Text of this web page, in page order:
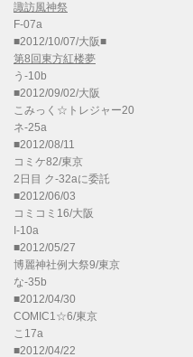
諏訪風神祭
F-07a
■2012/10/07/大阪■
第8回東方紅楼夢
う-10b
■2012/09/02/大阪
こみっく☆トレジャー20
ネ-25a
■2012/08/11
コミケ82/東京
2日目 ク-32aに委託
■2012/06/03
コミコミ16/大阪
I-10a
■2012/05/27
博麗神社例大祭9/東京
な-35b
■2012/04/30
COMIC1☆6/東京
こ17a
■2012/04/22